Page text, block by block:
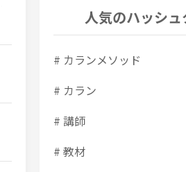
人気のハッシュ
# カランメソッド
# カラン
# 講師
# 教材